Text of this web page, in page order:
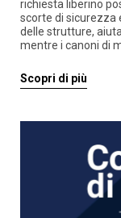
richiesta liberino
scorte di sicurezza
delle strutture,
mentre i canoni di
Scopri di più